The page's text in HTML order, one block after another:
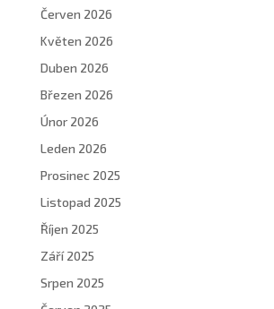
Červen 2026
Květen 2026
Duben 2026
Březen 2026
Únor 2026
Leden 2026
Prosinec 2025
Listopad 2025
Říjen 2025
Září 2025
Srpen 2025